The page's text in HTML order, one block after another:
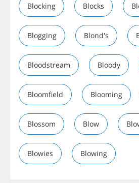
Blocking Blocks
Blogging Blond's
Bloodstream Bloody
Bloomfield Blooming
Blossom Blow
Blowies Blowing